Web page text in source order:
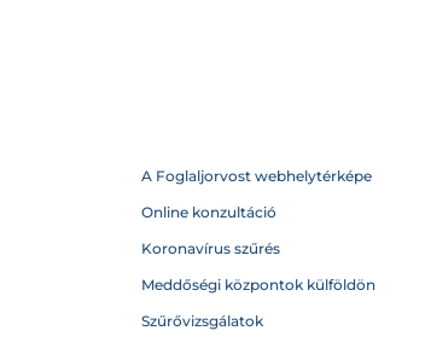
A Foglaljorvost webhelytérképe
Online konzultáció
Koronavírus szűrés
Meddőségi központok külföldön
Szűrővizsgálatok